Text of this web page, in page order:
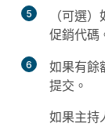
5 （可選
促銷代碼
6
如果有餘
提交 。
如果主持